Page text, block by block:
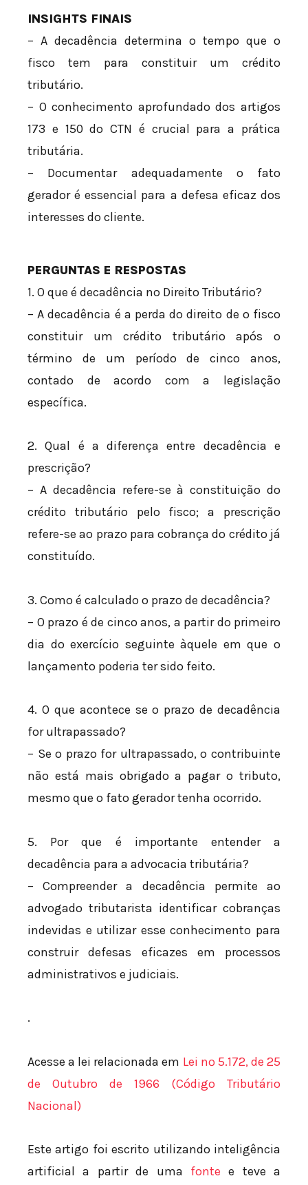
INSIGHTS FINAIS
– A decadência determina o tempo que o
fisco tem para constituir um crédito
tributário.
– O conhecimento aprofundado dos artigos
173 e 150 do CTN é crucial para a prática
tributária.
– Documentar adequadamente o fato
gerador é essencial para a defesa eficaz dos
interesses do cliente.
PERGUNTAS E RESPOSTAS
1. O que é decadência no Direito Tributário?
– A decadência é a perda do direito de o fisco
constituir um crédito tributário após o
término de um período de cinco anos,
contado de acordo com a legislação
específica.
2. Qual é a diferença entre decadência e
prescrição?
– A decadência refere-se à constituição do
crédito tributário pelo fisco; a prescrição
refere-se ao prazo para cobrança do crédito já
constituído.
3. Como é calculado o prazo de decadência?
– O prazo é de cinco anos, a partir do primeiro
dia do exercício seguinte àquele em que o
lançamento poderia ter sido feito.
4. O que acontece se o prazo de decadência
for ultrapassado?
– Se o prazo for ultrapassado, o contribuinte
não está mais obrigado a pagar o tributo,
mesmo que o fato gerador tenha ocorrido.
5. Por que é importante entender a
decadência para a advocacia tributária?
– Compreender a decadência permite ao
advogado tributarista identificar cobranças
indevidas e utilizar esse conhecimento para
construir defesas eficazes em processos
administrativos e judiciais.
.
Acesse a lei relacionada em Lei nº 5.172, de 25
de Outubro de 1966 (Código Tributário
Nacional)
Este artigo foi escrito utilizando inteligência
artificial a partir de uma fonte e teve a